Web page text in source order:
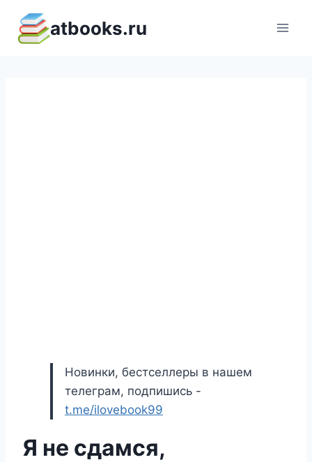
содержимому
atbooks.ru
Новинки, бестселлеры в нашем
телеграм, подпишись -
t.me/ilovebook99
Я не сдамся,